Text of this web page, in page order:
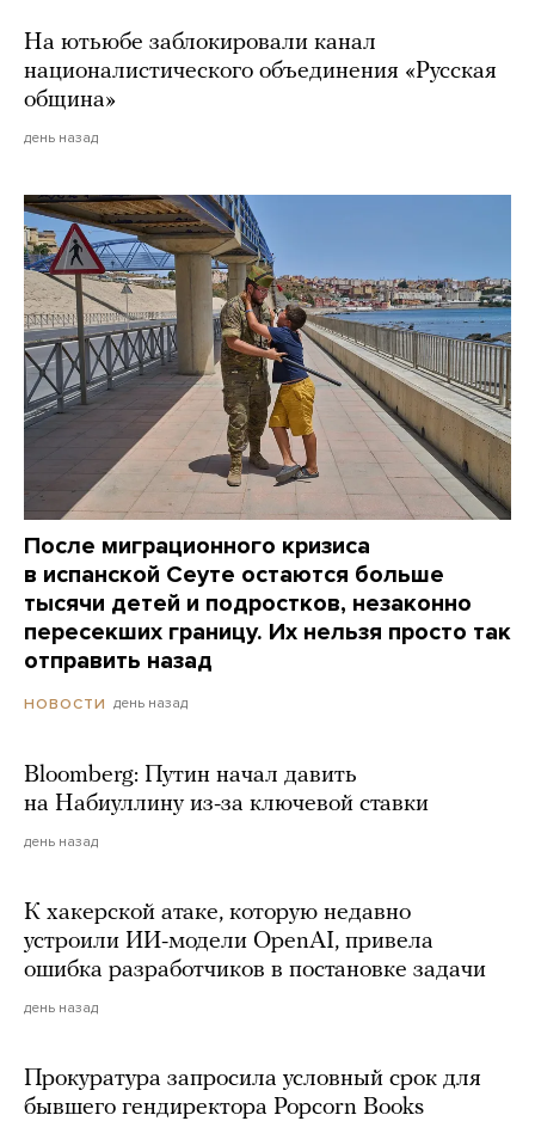
На ютьюбе заблокировали канал
националистического объединения «Русская
община»
день назад
После миграционного кризиса
в испанской Сеуте остаются больше
тысячи детей и подростков, незаконно
пересекших границу. Их нельзя просто так
отправить назад
НОВОСТИ день назад
Bloomberg: Путин начал давить
на Набиуллину из-за ключевой ставки
день назад
К хакерской атаке, которую недавно
устроили ИИ-модели OpenAI, привела
ошибка разработчиков в постановке задачи
день назад
Прокуратура запросила условный срок для
бывшего гендиректора Popcorn Books